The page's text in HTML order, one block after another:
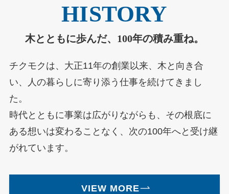
HISTORY
木とともに歩んだ、100年の積み重ね。
チクモクは、大正11年の創業以来、木と向き合
い、人の暮らしに寄り添う仕事を続けてきまし
た。
時代とともに事業は広がりながらも、その根底に
ある想いは変わることなく、次の100年へと受け継
がれています。
VIEW MORE